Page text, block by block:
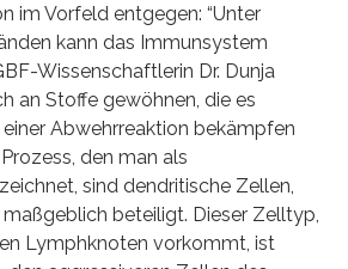
im Vorfeld entgegen: “Unter
kann das Immunsystem
Wissenschaftlerin Dr. Dunja
an Stoffe gewöhnen, die es
Abwehrreaktion bekämpfen
den man als
sind dendritische Zellen,
maßgeblich beteiligt. Dieser Zelltyp,
Lymphknoten vorkommt, ist